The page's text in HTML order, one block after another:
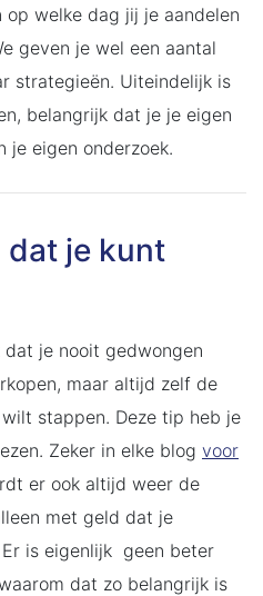
welke dag jij je aandelen
geven je wel een aantal
strategieën. Uiteindelijk is
belangrijk dat je je eigen
je eigen onderzoek.
dat je kunt
je nooit gedwongen
maar altijd zelf de
stappen. Deze tip heb je
Zeker in elke blog voor
er ook altijd weer de
met geld dat je
is eigenlijk geen beter
dat zo belangrijk is